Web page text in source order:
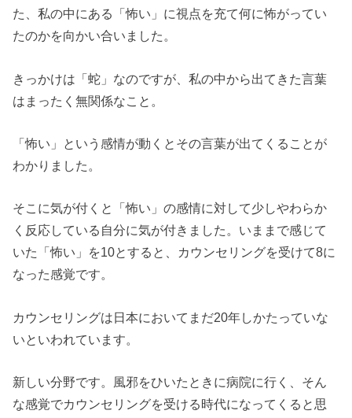
た、私の中にある「怖い」に視点を充て何に怖がってい
たのかを向かい合いました。
きっかけは「蛇」なのですが、私の中から出てきた言葉
はまったく無関係なこと。
「怖い」という感情が動くとその言葉が出てくることが
わかりました。
そこに気が付くと「怖い」の感情に対して少しやわらか
く反応している自分に気が付きました。いままで感じて
いた「怖い」を10とすると、カウンセリングを受けて8に
なった感覚です。
カウンセリングは日本においてまだ20年しかたっていな
いといわれています。
新しい分野です。風邪をひいたときに病院に行く、そん
な感覚でカウンセリングを受ける時代になってくると思